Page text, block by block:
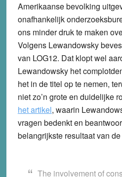
Amerikaanse bevolking
onafhankelijk
ons minder druk te maken
Volgens Lewandowsky
van LOG12. Dat klopt wel
Lewandowsky het
het in de titel op te nemen,
niet zo’n grote en duidelijke
het artikel, waarin
vragen bedenkt en
belangrijkste resultaat van
The involvement of